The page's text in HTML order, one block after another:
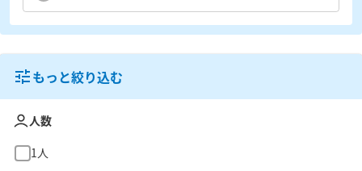
もっと絞り込む
人数
1人